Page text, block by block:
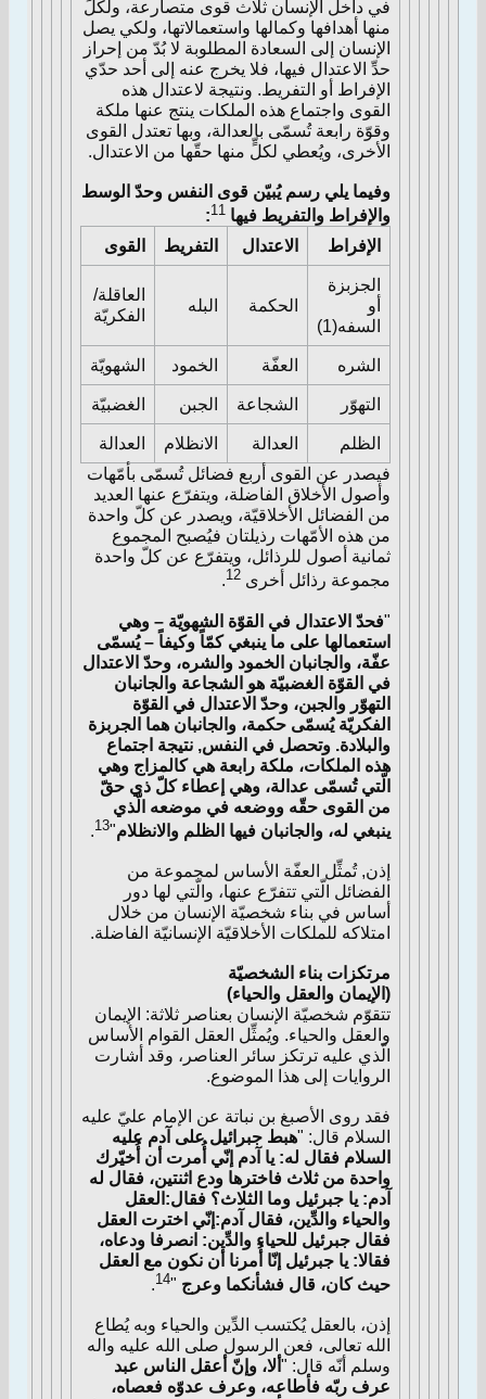
في داخل الإنسان ثلاث قوى متصارعة، ولكلٍّ
منها أهدافها وكمالها واستعمالاتها، ولكي يصل
الإنسان إلى السعادة المطلوبة لا بُدّ من إحراز
حدِّ الاعتدال فيها، فلا يخرج عنه إلى أحد حدّي
الإفراط أو التفريط. ونتيجة لاعتدال هذه
القوى واجتماع هذه الملكات ينتج عنها ملكة
وقوّة رابعة تُسمّى بالعدالة، وبها تعتدل القوى
الأخرى، ويُعطي لكلٍّ منها حقّها من الاعتدال.
وفيما يلي رسم يُبيّن قوى النفس وحدّ الوسط
والإفراط والتفريط فيها 11
:
الإفراط
الاعتدال التفريط القوى
الجزبزة
أو
السفه(1)
الحكمة البله
العاقلة/
الفكريّة
الشره العفّة الخمود الشهويّة
التهوّر الشجاعة الجبن الغضبيّة
الظلم العدالة الانظلام
العدالة
فيصدر عن القوى أربع فضائل تُسمّى بأمّهات
وأصول الأخلاق الفاضلة، ويتفرّع عنها العديد
من الفضائل الأخلاقيّة، ويصدر عن كلّ واحدة
من هذه الأمّهات رذيلتان فيُصبح المجموع
ثمانية أصول للرذائل، ويتفرّع عن كلّ واحدة
مجموعة رذائل أخرى 12
.
"فحدّ الاعتدال في القوّة الشهويّة – وهي
استعمالها على ما ينبغي كمّاً وكيفاً – يُسمّى
عفّة، والجانبان الخمود والشره، وحدّ الاعتدال
في القوّة الغضبيّة هو الشجاعة والجانبان
التهوّر والجبن، وحدّ الاعتدال في القوّة
الفكريّة يُسمّى حكمة، والجانبان هما الجربزة
والبلادة. وتحصل في النفس, نتيجة اجتماع
هذه الملكات، ملكة رابعة هي كالمزاج وهي
الّتي تُسمّى عدالة، وهي إعطاء كلّ ذي حقّ
من القوى حقّه ووضعه في موضعه الّذي
ينبغي له، والجانبان فيها الظلم والانظلام"
13
.
إذن, تُمثِّل العفّة الأساس لمجموعة من
الفضائل الّتي تتفرّع عنها، والّتي لها دور
أساس في بناء شخصيّة الإنسان من خلال
امتلاكه للملكات الأخلاقيّة الإنسانيّة الفاضلة.
مرتكزات بناء الشخصيّة
(الإيمان والعقل والحياء)
تتقوّم شخصيّة الإنسان بعناصر ثلاثة: الإيمان
والعقل والحياء. ويُمثِّل العقل القوام الأساس
الّذي عليه ترتكز سائر العناصر، وقد أشارت
الروايات إلى هذا الموضوع.
فقد روى الأصبغ بن نباتة عن الإمام عليّ عليه
السلام قال: "هبط جبرائيل على آدم عليه
السلام فقال له: يا آدم إنّي أُمرت أن أُخيّرك
واحدة من ثلاث فاخترها ودع اثنتين، فقال له
آدم: يا جبرئيل وما الثلاث؟ فقال:العقل
والحياء والدِّين، فقال آدم:إنّي اخترت العقل
فقال جبرئيل للحياء والدِّين: انصرفا ودعاه،
فقالا: يا جبرئيل إنّا أُمرنا أن نكون مع العقل
حيث كان، قال فشأنكما وعرج "
14
.
إذن، بالعقل يُكتسب الدِّين والحياء وبه يُطاع
الله تعالى، فعن الرسول صلى الله عليه واله
وسلم أنّه قال: " ألا، وإنّ أعقل الناس عبد
عرف ربّه فأطاعه، وعرف عدوّه فعصاه،